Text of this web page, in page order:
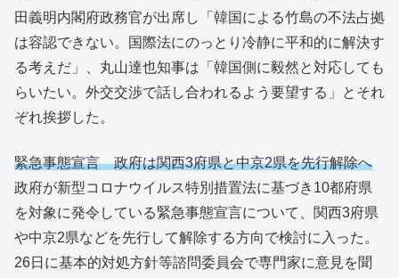
田義明内閣府政務官が出席し「韓国による竹島の不法占拠
は容認できない。国際法にのっとり冷静に平和的に解決す
る考えだ」、丸山達也知事は「韓国側に毅然と対応しても
らいたい。外交交渉で話し合われるよう要望する」とそれ
ぞれ挨拶した。
緊急事態宣言 政府は関西3府県と中京2県を先行解除へ
政府が新型コロナウイルス特別措置法に基づき10都府県
を対象に発令している緊急事態宣言について、関西3府県
や中京2県などを先行して解除する方向で検討に入った。
26日に基本的対処方針等諮問委員会で専門家に意見を聞